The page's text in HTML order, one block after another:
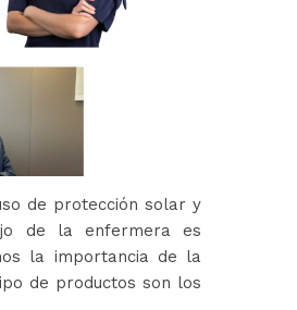
de protección solar y
de la enfermera es
la importancia de la
de productos son los